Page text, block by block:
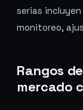
serias
monitoreo,
Rangos
mercado